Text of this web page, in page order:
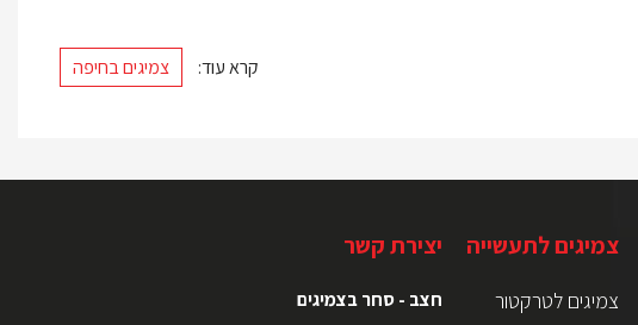
קרא עוד: צמיגים בחיפה
צמיגים לתעשייה
צמיגים לטרקטור
יצירת קשר
חצב - סחר בצמיגים